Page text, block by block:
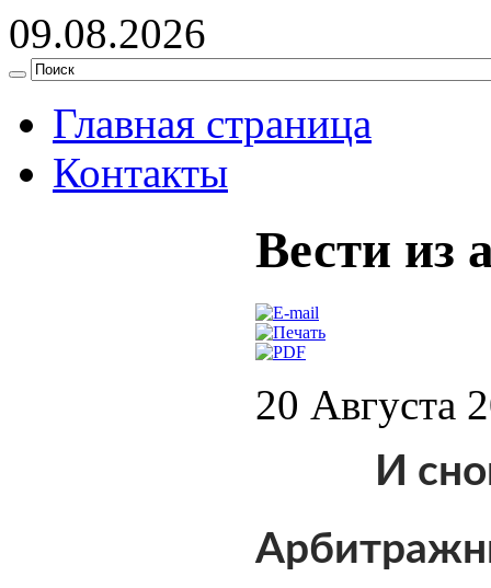
09.08.2026
Главная страница
Контакты
Вести из
20 Августа
И